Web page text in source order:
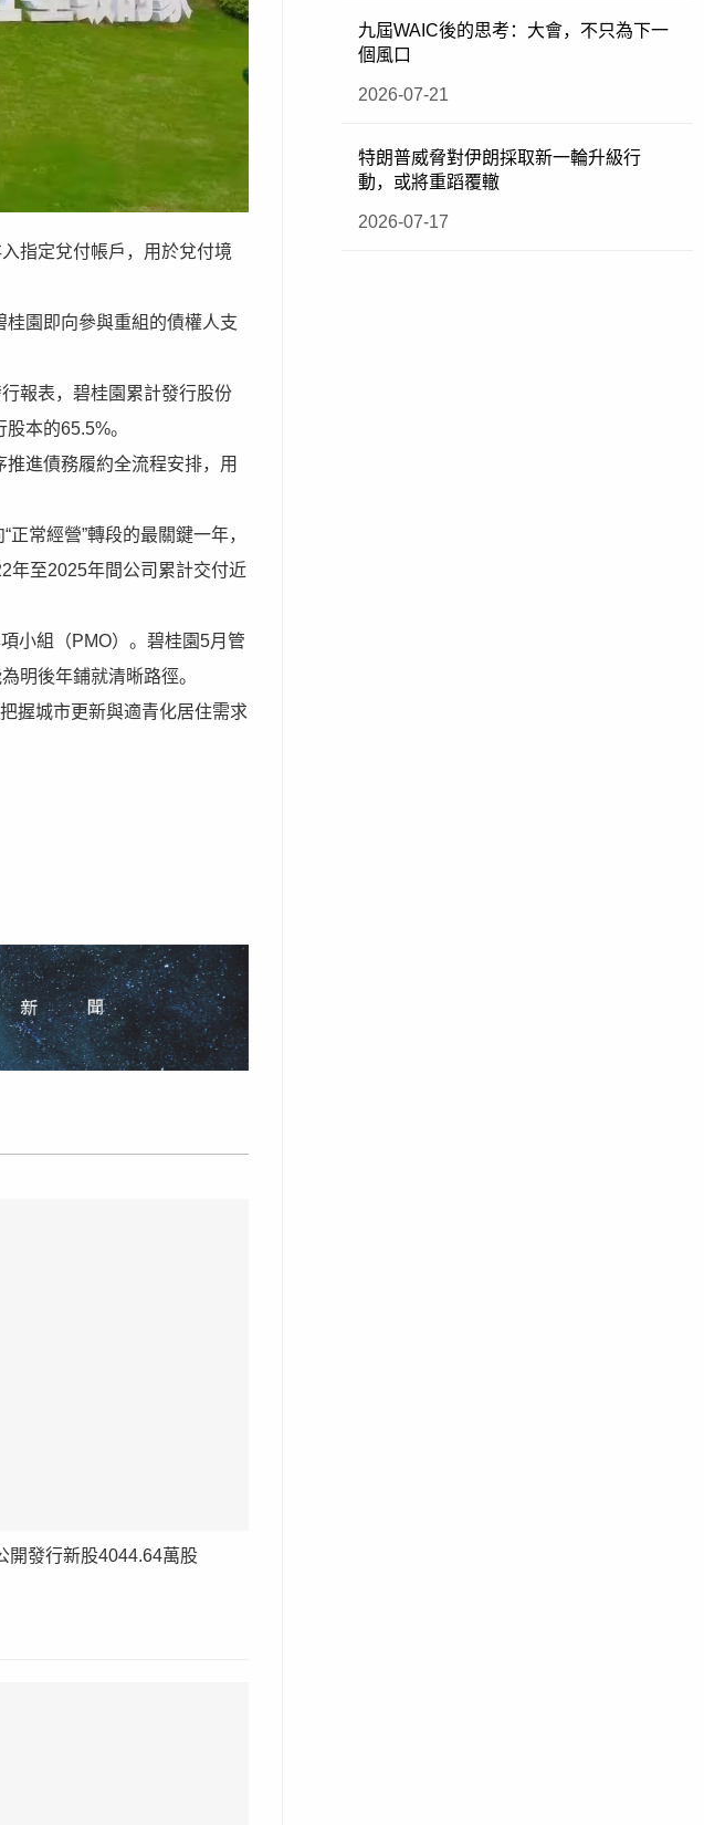
指定兌付帳戶，用於兌付境
園即向參與重組的債權人支
報表，碧桂園累計發行股份
本的65.5%。
進債務履約全流程安排，用
常經營”轉段的最關鍵一年，
年至2025年間公司累計交付近
小組（PMO）。碧桂園5月管
明後年鋪就清晰路徑。
握城市更新與適青化居住需求
開發行新股4044.64萬股
九屆WAIC後的思考：大會，不只為下一
個風口
2026-07-21
特朗普威脅對伊朗採取新一輪升級行
動，或將重蹈覆轍
2026-07-17